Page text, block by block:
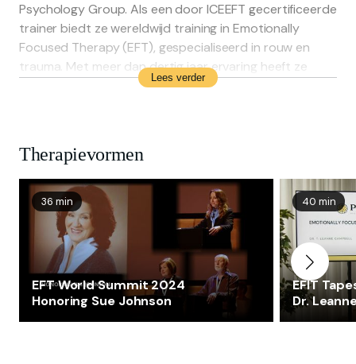
Psychology Group. Als een door ICEEFT gecertificeerde
trainer biedt ze wereldwijd training in Emotionally
Focused Therapy (EFT), gespecialiseerd in rouw en
trauma. Met meer dan dertig jaar ervaring heeft ze
talloze individuen, stellen en gezinnen geholpen. Dr.
in 2022.
Lees verder
Therapievormen
36 min
EFT World Summit 2024
Honoring Sue Johnson
40 min
EFIT
Dr.